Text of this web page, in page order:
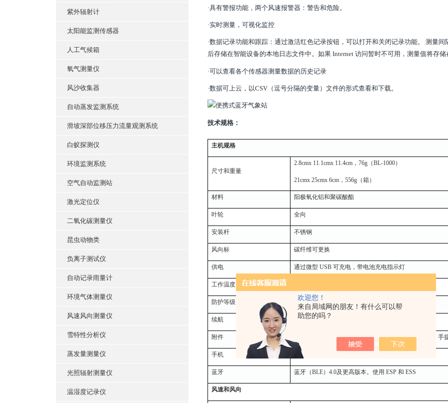
欢迎您！
来自局域网的朋友！有什么可以帮
助您的吗？
紫外辐射计
太阳能监测传感器
人工气候箱
氧气测量仪
风沙收集器
自动蒸发监测系统
滑坡深部位移压力流量观测系统
白蚁探测仪
环境监测系统
空气自动监测站
激光定位仪
二氧化碳测量仪
昆虫动物类
负离子测试仪
自动记录雨量计
环境气体测量仪
风速风向测量仪
雪特性分析仪
蒸发量测量仪
光照辐射测量仪
温湿度记录仪
·具有警报功能，两个风速报警器：警告和危险。
·实时测量，可视化监控
·数据记录功能和跟踪：通过激活红色记录按钮，可以打开和关闭记录功能。 测量
后存储在智能设备的本地日志文件中。如果 Internet 访问暂时不可用，测量值将存
·可以查看各个传感器测量数据的历史记录
·数据可上云，以CSV（逗号分隔的变量）文件的形式查看和下载。
技术规格：
主机规格
尺寸和重量
2.8cmx 11.1cmx 11.4cm，76g（BL-1000）
21cmx 25cmx 6cm，556g（箱）
材料 阳极氧化铝和聚碳酸酯
叶轮 全向
安装杆 不锈钢
风向标 碳纤维可更换
供电 通过微型 USB 可充电，带电池充电指示灯
工作温度
防护等级 IP67
续航 一周以上
附件 不锈钢安装杆、三脚架安装座、可拆卸底座、充电线、手
手机 安卓8.0及更高版本
蓝牙 蓝牙（BLE）4.0及更高版本。使用 ESP 和 ESS
风速和风向